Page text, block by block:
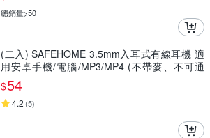
總銷量>50
(二入) SAFEHOME 3.5mm入耳式有線耳機 適
用安卓手機/電腦/MP3/MP4 (不帶麥、不可通
話，僅能聽音樂) EH3501
$54
4.2 (5)